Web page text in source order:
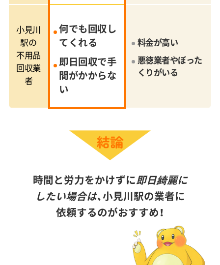
小見川
駅の
不用品
回収業
者
何でも回収し
てくれる
即日回収で手
間がかからな
い
料金が高い
悪徳業者やぼった
くりがいる
時間と労力をかけずに即日綺麗に
したい場合は、小見川駅の業者に
依頼するのがおすすめ！